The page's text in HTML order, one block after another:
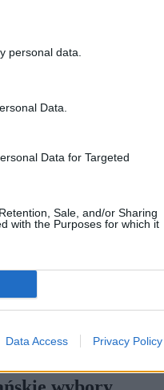
personal data.
Data.
Data for Targeted
Sale, and/or Sharing
with the Purposes for which it
Data Access Privacy Policy
zdiagnozowano u niego
w czasach George'a W.
opublikował także
Obamy. Kadencję